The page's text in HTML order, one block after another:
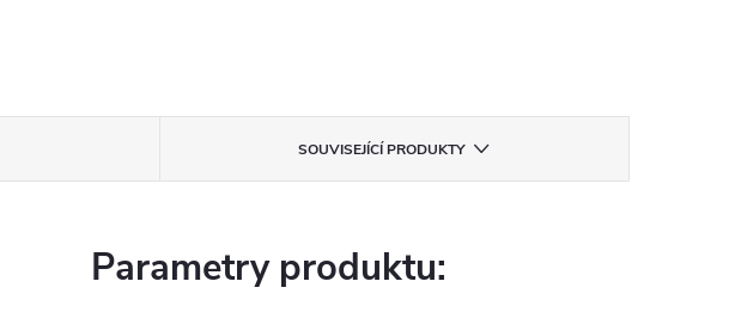
SOUVISEJÍCÍ PRODUKTY
Parametry produktu: